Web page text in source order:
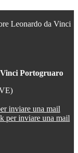
Leonardo da Vinci
Portogruaro
inviare una mail
per inviare una mail